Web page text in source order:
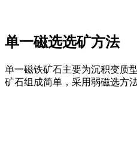
单一磁选选矿方法
单一磁铁矿石主要为沉积变质
矿石组成简单，采用弱磁选方